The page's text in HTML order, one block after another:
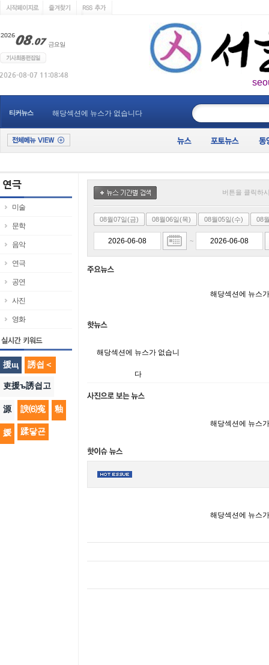
티커뉴스 해당섹션에 뉴스가 없습니다
미술
문학
음악
연극
공연
사진
영화
援щ 誘쇱＜
吏援ъ誘쇱고
源 諛⑹寃 釉
媛 蹂닿굔
버튼을 클릭하
08월07일(금) 08월06일(목) 08월05일(수) 08
~
해당섹션에 뉴스
해당섹션에 뉴스가 없습니
다
해당섹션에 뉴스
해당섹션에 뉴스